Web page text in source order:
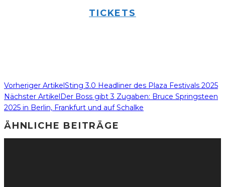
TICKETS
Vorheriger ArtikelSting 3.0 Headliner des Plaza Festivals 2025
Nächster ArtikelDer Boss gibt 3 Zugaben: Bruce Springsteen
2025 in Berlin, Frankfurt und auf Schalke
ÄHNLICHE BEITRÄGE